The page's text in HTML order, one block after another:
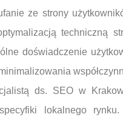
ze strony
techniczną
doświadczenie
ds. SEO w
lokalnego